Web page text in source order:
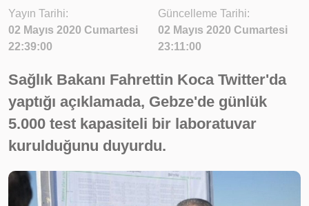
Yayın Tarihi:
02 Mayıs 2020 Cumartesi
22:39:00
Güncelleme Tarihi:
02 Mayıs 2020 Cumartesi
23:11:00
Sağlık Bakanı Fahrettin Koca Twitter'da
yaptığı açıklamada, Gebze'de günlük
5.000 test kapasiteli bir laboratuvar
kurulduğunu duyurdu.